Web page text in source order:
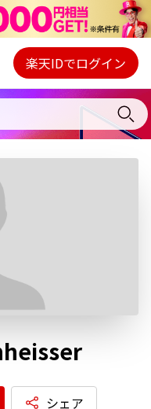
Webプレイヤー
ご契約内容の確認・変更
楽天IDでログイン
シェア